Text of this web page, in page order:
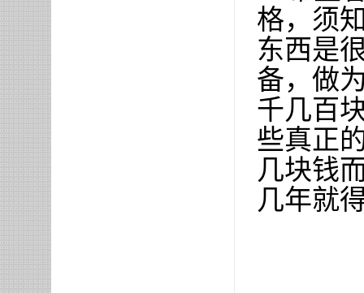
格，须
东西是
备，做
千几百
些真正
几块钱
几年就